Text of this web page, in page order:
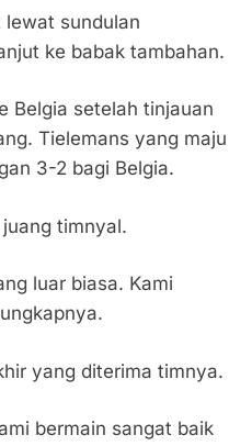
lewat sundulan
ke babak tambahan.
Belgia setelah tinjauan
Tielemans yang maju
3-2 bagi Belgia.
timnyal.
luar biasa. Kami
yang diterima timnya.
bermain sangat baik